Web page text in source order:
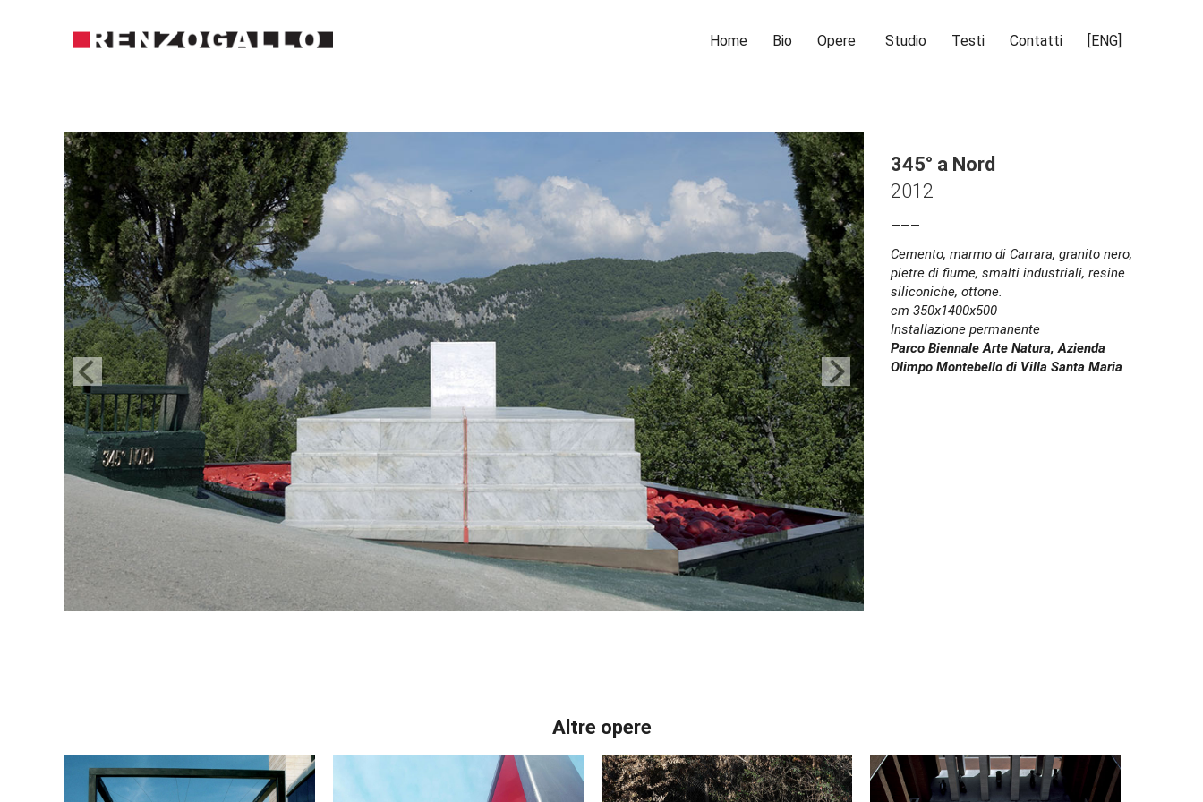
Home Bio Opere Studio Testi Contatti [ENG]
345° a Nord
2012
Cemento, marmo di Carrara, granito nero,
pietre di fiume, smalti industriali, resine
siliconiche, ottone.
cm 350x1400x500
Installazione permanente
Parco Biennale Arte Natura, Azienda
Olimpo Montebello di Villa Santa Maria
Altre opere